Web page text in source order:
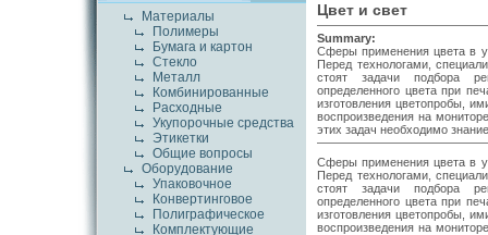
Материалы
Полимеры
Бумага и картон
Стекло
Металл
Комбинированные
Расходные
Укупорочные средства
Этикетки
Общие вопросы
Оборудование
Упаковочное
Конвертинговое
Полиграфическое
Комплектующие
Цвет и свет
Summary:
Сферы применения цвета в
Перед технологами,
стоят задачи подбора
определенного цвета при
изготовления цветопробы,
воспроизведения на
этих задач необходимо
Сферы применения цвета в
Перед технологами,
стоят задачи подбора
определенного цвета при
изготовления цветопробы,
воспроизведения на